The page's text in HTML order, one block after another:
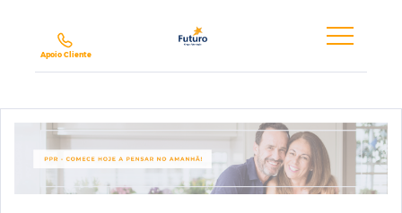
SA
Apoio Cliente